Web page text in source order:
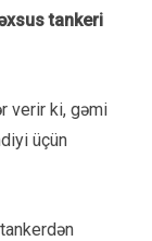
tankeri
verir ki, gəmi
üçün